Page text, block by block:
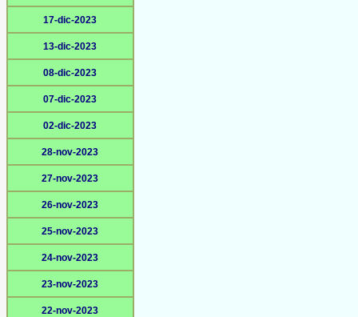
17-dic-2023
13-dic-2023
08-dic-2023
07-dic-2023
02-dic-2023
28-nov-2023
27-nov-2023
26-nov-2023
25-nov-2023
24-nov-2023
23-nov-2023
22-nov-2023